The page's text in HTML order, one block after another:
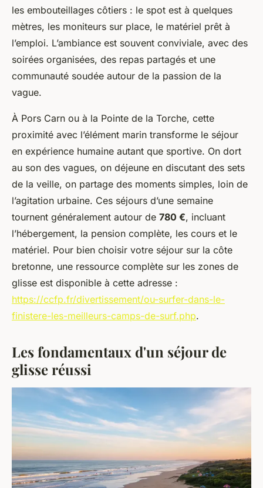
les embouteillages côtiers : le spot est à quelques
mètres, les moniteurs sur place, le matériel prêt à
l’emploi. L’ambiance est souvent conviviale, avec des
soirées organisées, des repas partagés et une
communauté soudée autour de la passion de la
vague.
À Pors Carn ou à la Pointe de la Torche, cette
proximité avec l’élément marin transforme le séjour
en expérience humaine autant que sportive. On dort
au son des vagues, on déjeune en discutant des sets
de la veille, on partage des moments simples, loin de
l’agitation urbaine. Ces séjours d’une semaine
tournent généralement autour de 780 €, incluant
l’hébergement, la pension complète, les cours et le
matériel. Pour bien choisir votre séjour sur la côte
bretonne, une ressource complète sur les zones de
glisse est disponible à cette adresse :
https://ccfp.fr/divertissement/ou-surfer-dans-le-
finistere-les-meilleurs-camps-de-surf.php.
Les fondamentaux d'un séjour de
glisse réussi